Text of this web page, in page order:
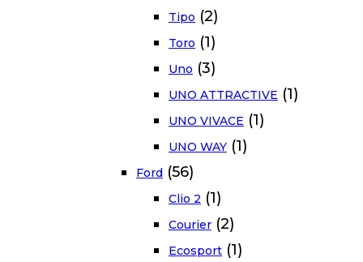
Tipo (2)
Toro (1)
Uno (3)
UNO ATTRACTIVE (1)
UNO VIVACE (1)
UNO WAY (1)
Ford (56)
Clio 2 (1)
Courier (2)
Ecosport (1)